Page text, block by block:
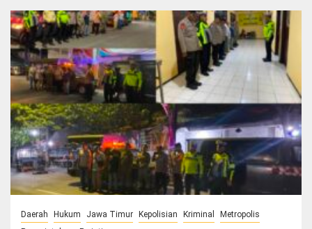
Daerah Hukum Jawa Timur Kepolisian Kriminal
Metropolis